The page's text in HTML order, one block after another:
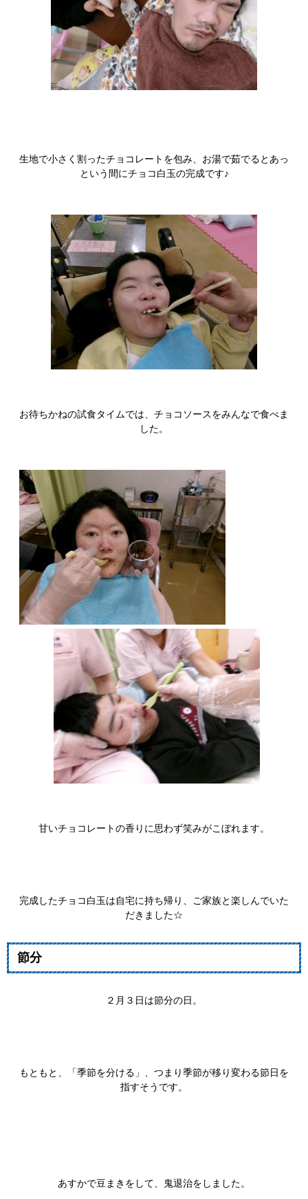
生地で小さく割ったチョコレートを包み、お湯で茹でるとあっ
という間にチョコ白玉の完成です♪
お待ちかねの試食タイムでは、チョコソースをみんなで食べま
した。
甘いチョコレートの香りに思わず笑みがこぼれます。
完成したチョコ白玉は自宅に持ち帰り、ご家族と楽しんでいた
だきました☆
節分
２月３日は節分の日。
もともと、「季節を分ける」、つまり季節が移り変わる節日を
指すそうです。
あすかで豆まきをして、鬼退治をしました。